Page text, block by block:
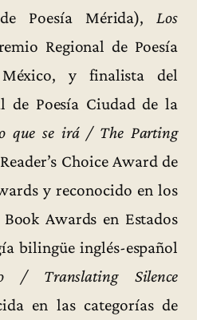
Poesía Mérida),Los
Regional de Poesía
México, y finalista del
de Poesía Ciudad de la
que se irá / The Parting
Choice Award de
y reconocido en los
Awards en Estados
bilingüe inglés-español
/ Translating Silence
en las categorías de